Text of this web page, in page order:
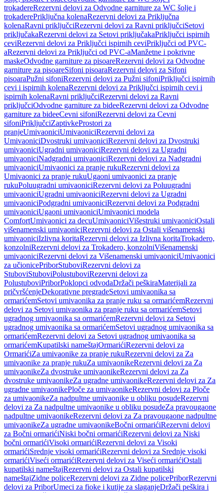
trokadereRezervni delovi za Odvodne garniture za WC šolje i
trokaderePriključna kolenaRezervni delovi za Priključna
kolenaRavni priključciRezervni delovi za Ravni priključciSetovi
priključakaRezervni delovi za Setovi priključakaPriključci ispirnih
ceviRezervni delovi za Priključci ispirnih ceviPriključci od PVC-
aRezervni delovi za Priključci od PVC-aManžetne i pokrivne
maskeOdvodne garniture za pisoareRezervni delovi za Odvodne
garniture za pisoareSifoni pisoaraRezervni delovi za Sifoni
pisoaraPužni sifoniRezervni delovi za Pužni sifoniPriključci ispirnih
cevi i ispirnih kolenaRezervni delovi za Priključci ispirnih cevi i
ispirnih kolenaRavni priključciRezervni delovi za Ravni
priključciOdvodne garniture za bideeRezervni delovi za Odvodne
garniture za bideeCevni sifoniRezervni delovi za Cevni
sifoniPriključciZaptivkeProstori za
pranjeUmivaoniciUmivaoniciRezervni delovi za
UmivaoniciDvostruki umivaoniciRezervni delovi za Dvostruki
umivaoniciUgradni umivaoniciRezervni delovi za Ugradni
umivaoniciNadgradni umivaoniciRezervni delovi za Nadgradni
umivaoniciUmivaonici za pranje rukuRezervni delovi za
Umivaonici za pranje rukuUgaoni umivaonici za pranje
rukuPoluugradni umivaoniciRezervni delovi za Poluugradni
umivaoniciUgradni umivaoniciRezervni delovi za Ugradni
umivaoniciPodgradni umivaoniciRezervni delovi za Podgradni
umivaoniciUgaoni umivaoniciUmivaonici modela
ComfortUmivaonici za decuUmivaoniciVišestruki umivaoniciOstali
višenamenski umivaoniciRezervni delovi za Ostali višenamenski
umivaoniciIzlivna koritaRezervni delovi za Izlivna koritaTrokadero,
konzolniRezervni delovi za Trokadero, konzolniVišenamenski
umivaoniciRezervni delovi za Višenamenski umivaoniciUmivaonici
za učionicePriborStuboviRezervni delovi za
StuboviStuboviPolustuboviRezervni delovi za
PolustuboviPriborPoklopci odvodaDržači peškiraMaterijali za
pričvršćenjeDekorativne pregradeSetovi umivaonika sa
ormarićemSetovi umivaonika za pranje ruku sa ormarićemRezervni
delovi za Setovi umivaonika za pranje ruku sa ormarićemSetovi
ugradnog umivaonika sa ormarićemRezervni delovi za Setovi
ugradnog umivaonika sa ormarićemSetovi ugradnog umivaonika sa
ormarićemRezervni delovi za Setovi ugradnog umivaonika sa
ormarićemKupatilski nameštajOrmarićiRezervni delovi za
OrmarićiZa umivaonike za pranje rukuRezervni delovi za Za
umivaonike za pranje rukuZa umivaonikeRezervni delovi za Za
umivaonikeZa dvostruke umivaonikeRezervni delovi za Za
dvostruke umivaonikeZa ugradne umivaonikeRezervni delovi za Za
ugradne umivaonikePloče za umivaonikeRezervni delovi za Ploče
za umivaonikeZa nadpultne umivaonike u obliku posudeRezervni
delovi za Za nadpultne umivaonike u obliku posudeZa pravougaone
nadpultne umivaonikeRezervni delovi za Za pravougaone nadpultne
umivaonikeZa ugradne umivaonikeBočni ormarićiRezervni delovi
za Bočni ormarićiNiski bočni ormarićiRezervni delovi za Niski
bočni ormarićiVisoki ormarićiRezervni delovi za Visoki
ormarićiSrednje visoki ormarićiRezervni delovi za Srednje visoki
ormarićiViseći ormarićiRezervni delovi za Viseći ormarićiOstali
kupatilski nameštajRezervni delovi za Ostali kupatilski
nameštajZidne policeRezervni delovi za Zidne policePriborRezervni
delovi za PriborUmeci za fioke i kutije za slaganjeDržači peškira i